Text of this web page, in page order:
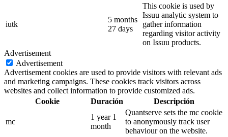
iutk
5 months
27 days
This cookie is used by
Issuu analytic system to
gather information
regarding visitor activity
on Issuu products.
Advertisement
Advertisement
Advertisement cookies are used to provide visitors with relevant ads
and marketing campaigns. These cookies track visitors across
websites and collect information to provide customized ads.
Cookie
Duración Descripción
mc
1 year 1
month
Quantserve sets the mc cookie
to anonymously track user
behaviour on the website.